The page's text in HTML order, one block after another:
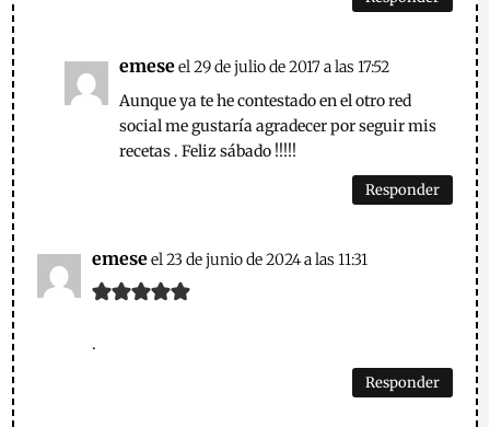
emeseel 29 de julio de 2017 a las 17:52
Aunque ya te he contestado en el otro red
social me gustaría agradecer por seguir mis
recetas . Feliz sábado !!!!!
Responder
emeseel 23 de junio de 2024 a las 11:31
.
Responder